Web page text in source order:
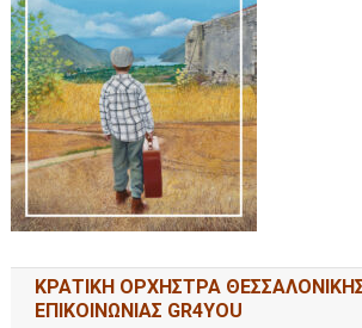
ΚΡΑΤΙΚΗ ΟΡΧΗΣΤΡΑ
ΕΠΙΚΟΙΝΩΝΙΑΣ GR4YOU